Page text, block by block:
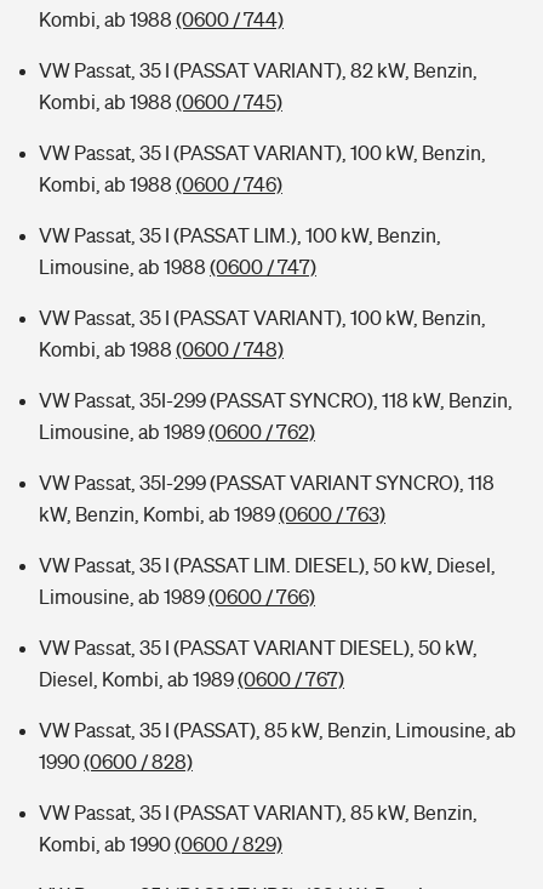
Kombi, ab 1988 (0600 / 744)
VW Passat, 35 I (PASSAT VARIANT), 82 kW, Benzin,
Kombi, ab 1988 (0600 / 745)
VW Passat, 35 I (PASSAT VARIANT), 100 kW, Benzin,
Kombi, ab 1988 (0600 / 746)
VW Passat, 35 I (PASSAT LIM.), 100 kW, Benzin,
Limousine, ab 1988 (0600 / 747)
VW Passat, 35 I (PASSAT VARIANT), 100 kW, Benzin,
Kombi, ab 1988 (0600 / 748)
VW Passat, 35I-299 (PASSAT SYNCRO), 118 kW, Benzin,
Limousine, ab 1989(0600 / 762)
VW Passat, 35I-299 (PASSAT VARIANT SYNCRO), 118
kW, Benzin, Kombi, ab 1989(0600 / 763)
VW Passat, 35 I (PASSAT LIM. DIESEL), 50 kW, Diesel,
Limousine, ab 1989(0600 / 766)
VW Passat, 35 I (PASSAT VARIANT DIESEL), 50 kW,
Diesel, Kombi, ab 1989(0600 / 767)
VW Passat, 35 I (PASSAT), 85 kW, Benzin, Limousine, ab
1990(0600 / 828)
VW Passat, 35 I (PASSAT VARIANT), 85 kW, Benzin,
Kombi, ab 1990(0600 / 829)